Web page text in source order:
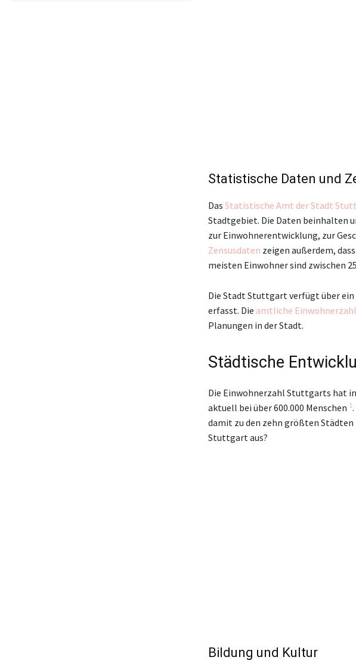
Statistische Daten und
Das Statistische Amt der Stadt
Stadtgebiet. Die Daten beinhalten
zur Einwohnerentwicklung, zur
Zensusdaten zeigen außerdem,
meisten Einwohner sind zwischen
Die Stadt Stuttgart verfügt über ein
erfasst. Die amtliche Einwohnerzahl
Planungen in der Stadt.
Städtische
Die Einwohnerzahl Stuttgarts hat
aktuell bei über 600.000 Menschen 1
damit zu den zehn größten
Stuttgart aus?
Bildung und Kultur